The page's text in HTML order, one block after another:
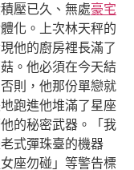
壓已久、無處豪宅
化。上次林天秤的
他的廚房裡長滿了
。他必須在今天結
則，他那份單戀就
跑進他堆滿了星座
的秘密武器。「我
式彈珠臺的機器
座勿碰」等警告標